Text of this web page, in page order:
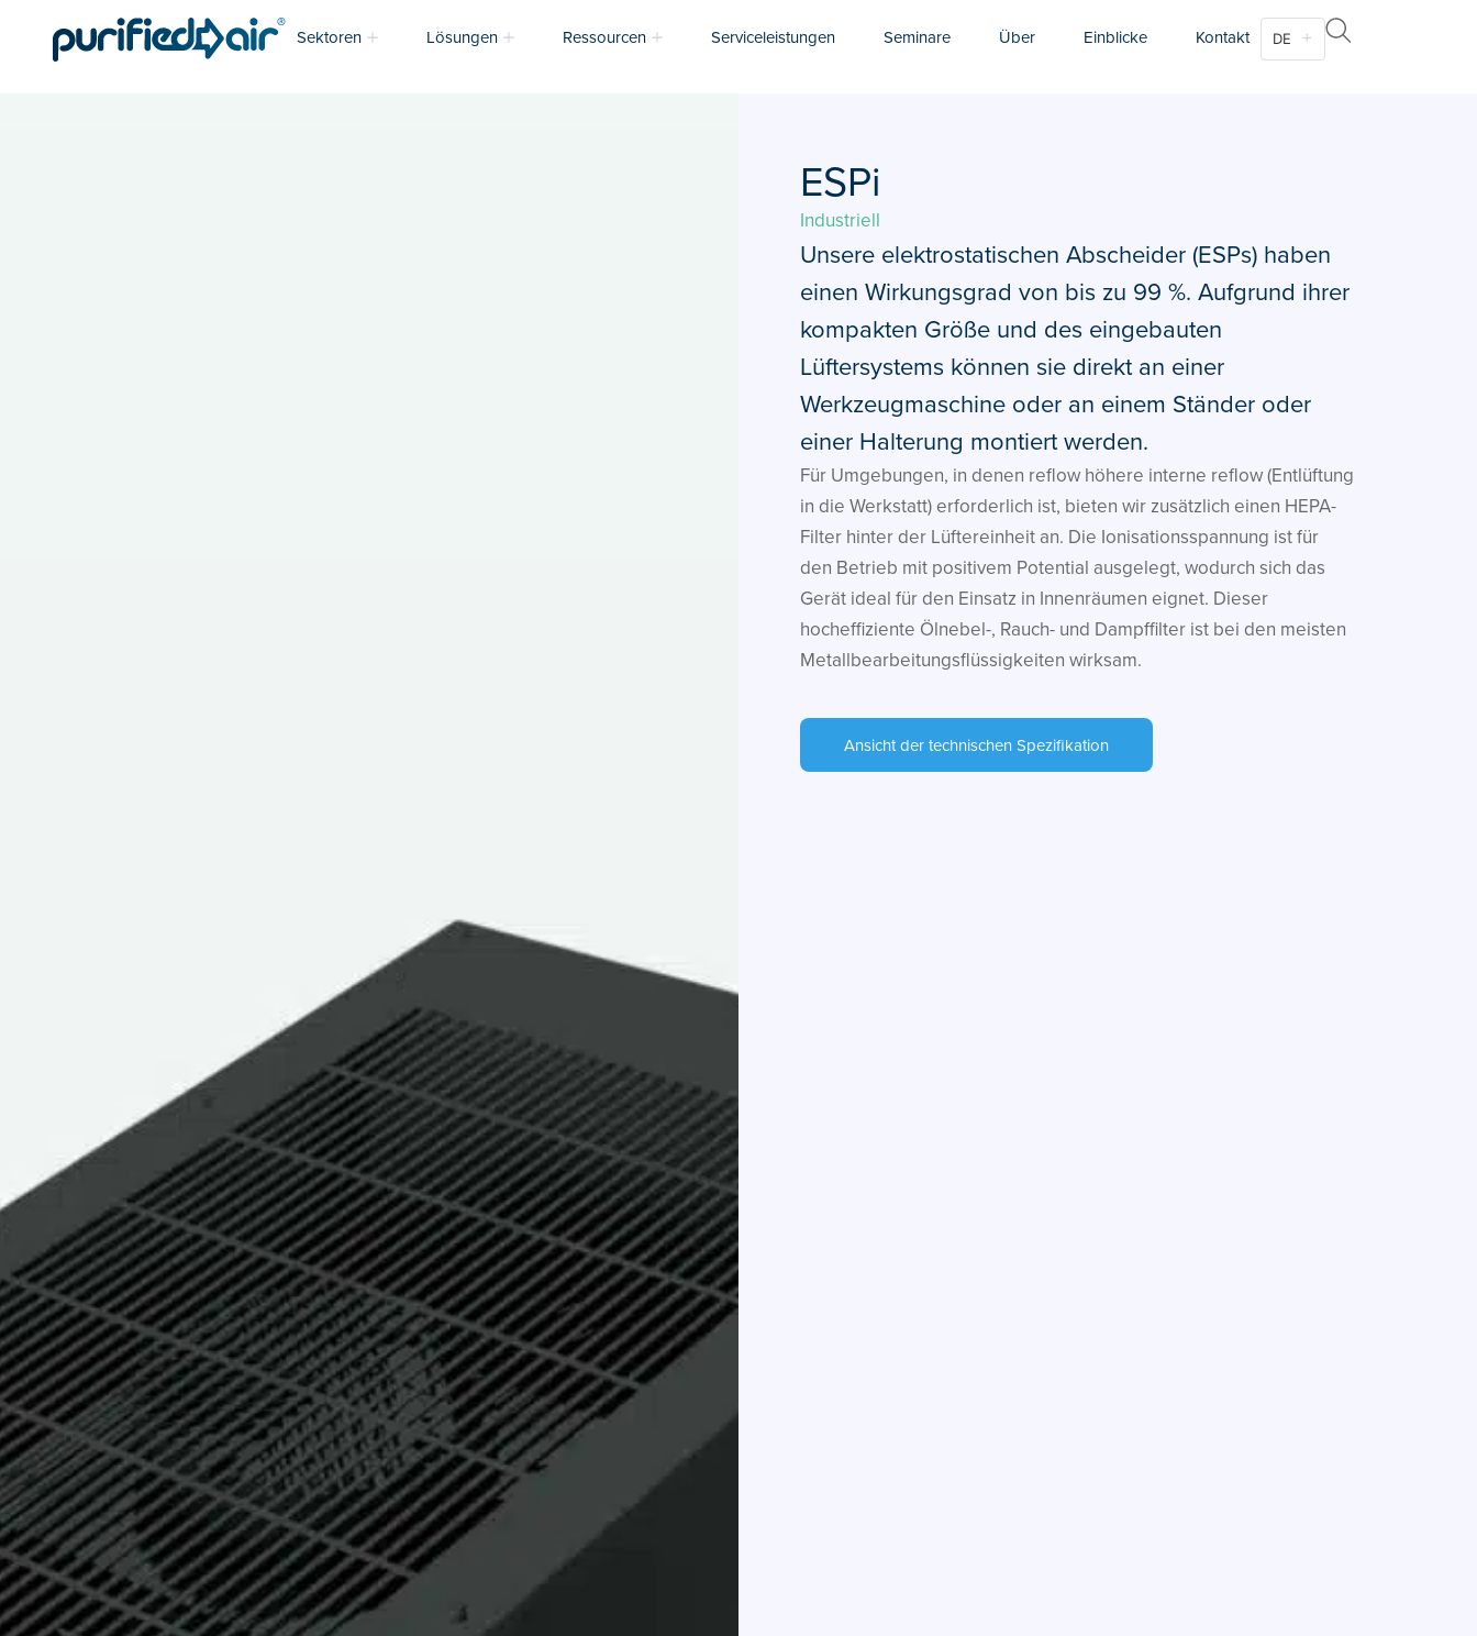
Sektoren Lösungen Ressourcen Serviceleistungen Seminare Über Einblicke Kontakt DE
ESPi
Industriell
Unsere elektrostatischen Abscheider (ESPs) haben
einen Wirkungsgrad von bis zu 99 %. Aufgrund ihrer
kompakten Größe und des eingebauten
Lüftersystems können sie direkt an einer
Werkzeugmaschine oder an einem Ständer oder
einer Halterung montiert werden.
Für Umgebungen, in denen reflow höhere interne reflow (Entlüftung
in die Werkstatt) erforderlich ist, bieten wir zusätzlich einen HEPA-
Filter hinter der Lüftereinheit an. Die Ionisationsspannung ist für
den Betrieb mit positivem Potential ausgelegt, wodurch sich das
Gerät ideal für den Einsatz in Innenräumen eignet. Dieser
hocheffiziente Ölnebel-, Rauch- und Dampffilter ist bei den meisten
Metallbearbeitungsflüssigkeiten wirksam.
Ansicht der technischen Spezifikation